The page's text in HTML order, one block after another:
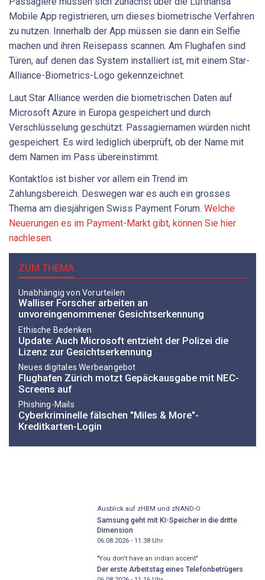
Mobile App registrieren, um dieses biometrische Verfahren
zu nutzen. Innerhalb der App müssen sie dann ein Selfie
machen und ihren Reisepass scannen. Am Flughafen sind
Türen, auf denen das System installiert ist, mit einem Star-
Alliance-Biometrics-Logo gekennzeichnet.
Laut Star Alliance werden die biometrischen Daten auf
Microsoft Azure in Europa gespeichert und durch
Verschlüsselung geschützt. Passagiernamen würden nicht
gespeichert. Es wird lediglich überprüft, ob der Name mit
dem Namen im Pass übereinstimmt.
Kontaktlos ist bisher vor allem ein Trend im
Zahlungsbereich. Deswegen war es auch ein grosses
Thema am diesjährigen Swiss Payment Forum. Welche
Neuerungen es im Payment-Markt gibt, können Sie hier
nachlesen.
ZUM THEMA
Unabhängig von Vorurteilen
Walliser Forscher arbeiten an
unvoreingenommener Gesichtserkennung
Ethische Bedenken
Update: Auch Microsoft entzieht der Polizei die
Lizenz zur Gesichtserkennung
Neues digitales Werbeangebot
Flughafen Zürich motzt Gepäckausgabe mit NEC-
Screens auf
Phishing-Mails
Cyberkriminelle fälschen "Miles & More"-
Kreditkarten-Login
Ausblick auf zHBM und zNAND-O
Samsung geht mit KI-Speicher in die dritte
Dimension
06.08.2026 - 11:38Uhr
"You don't have an indian accent"
Der erste Arbeitstag eines Telefonbetrügers